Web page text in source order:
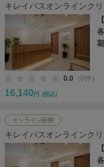
キレイパスオンラインク
0.0 （0件）
16,140 円 (税込)
オンライン診療
キレイパスオンラインク